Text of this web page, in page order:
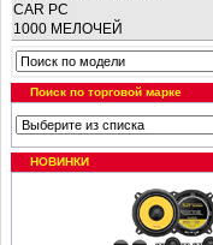
CAR PC
1000 МЕЛОЧЕЙ
Поиск по торговой марке
НОВИНКИ